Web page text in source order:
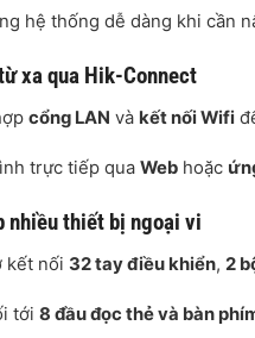
hệ thống dễ dàng khi cần
xa qua Hik-Connect
cổng LAN và kết nối Wifi
trực tiếp quaWeb hoặc
nhiều thiết bị ngoại vi
kết nối 32 tay điều khiển,2
tới8 đầu đọc thẻ và bàn